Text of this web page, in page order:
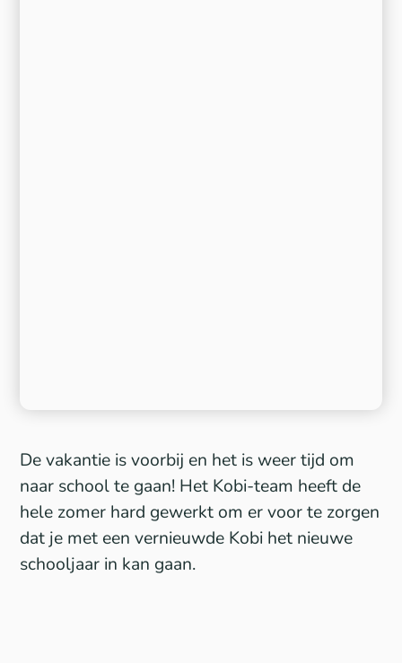
De vakantie is voorbij en het is weer tijd om
naar school te gaan! Het Kobi-team heeft de
hele zomer hard gewerkt om er voor te zorgen
dat je met een vernieuwde Kobi het nieuwe
schooljaar in kan gaan.